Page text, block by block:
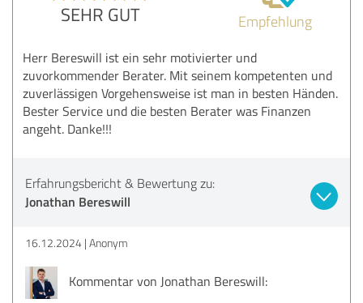
SEHR GUT Empfehlung
Herr Bereswill ist ein sehr motivierter und
zuvorkommender Berater. Mit seinem kompetenten und
zuverlässigen Vorgehensweise ist man in besten Händen.
Bester Service und die besten Berater was Finanzen
angeht. Danke!!!
Erfahrungsbericht & Bewertung zu:
Jonathan Bereswill
16.12.2024 Anonym
Kommentar von Jonathan Bereswill: